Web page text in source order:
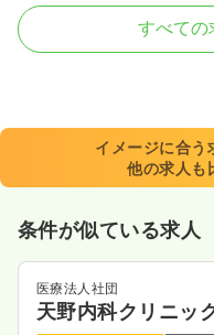
病棟
8:30～17:30（休憩
月給38万円以上可
気になる
3交代（常勤）
すべての
イメージに合う
他の求人も
条件が似ている求人
医療法人社団
天野内科クリニッ